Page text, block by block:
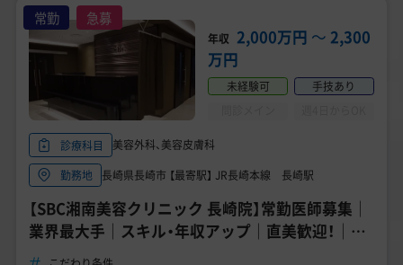
常勤 急募
年収 2,000万円 〜 2,300
万円
未経験可
手技あり
診療科目
美容外科、美容皮膚科
勤務地
長崎県長崎市 【最寄駅】 JR長崎本線 長崎駅
【SBC湘南美容クリニック 長崎院】常勤医師募集｜
業界最大手｜スキル・年収アップ｜直美歓迎！｜年
収 2000万円～